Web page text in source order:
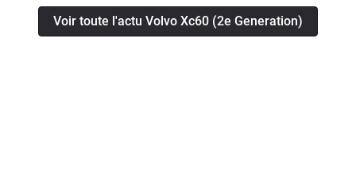
Voir toute l'actu Volvo Xc60 (2e Generation)